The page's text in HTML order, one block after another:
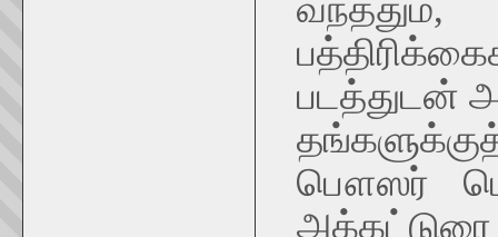
படத்துடன்
தங்களுக்குத்
பௌஸர்